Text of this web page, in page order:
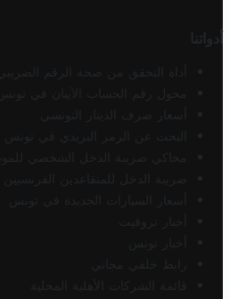
أدواتنا
أداة التحقق من صحة الرقم
محول رقم الحساب الآيبان في تونس
أسعار صرف الدينار التونسي
البحث عن الرمز البريدي في تونس
محاكي ضريبة الدخل الشخصي
ضريبة الدخل للمتقاعدين
أسعار السيارات الجديدة في تونس
أخبار تروفيت
أخبار تونس
رابط خلفي مجاني
قائمة الشركات الأهلية المحلية